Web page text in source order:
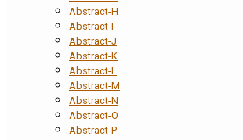
Abstract-H
Abstract-I
Abstract-J
Abstract-K
Abstract-L
Abstract-M
Abstract-N
Abstract-O
Abstract-P